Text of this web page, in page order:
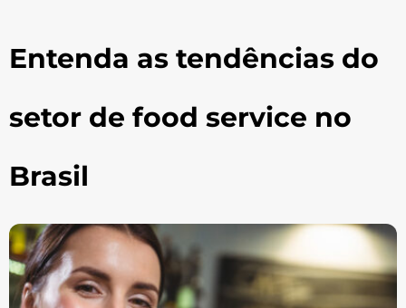
Entenda as tendências do
setor de food service no
Brasil